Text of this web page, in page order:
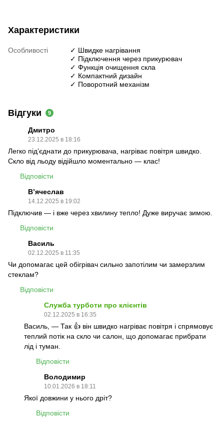
Характеристики
Особливості
✓ Швидке нагрівання
✓ Підключення через прикурювач
✓ Функція очищення скла
✓ Компактний дизайн
✓ Поворотний механізм
Відгуки 9
Дмитро
23.12.2025 в 18:16
Легко під’єднати до прикурювача, нагріває повітря швидко.
Скло від льоду відійшло моментально — клас!
Відповісти
В’ячеслав
14.12.2025 в 19:02
Підключив — і вже через хвилину тепло! Дуже виручає зимою.
Відповісти
Василь
02.12.2025 в 11:35
Чи допомагає цей обігрівач сильно запотілим чи замерзлим
стеклам?
Відповісти
Служба турботи про клієнтів
02.12.2025 в 16:35
Василь, — Так 👍 він швидко нагріває повітря і спрямовує
теплий потік на скло чи салон, що допомагає прибрати
лід і туман.
Відповісти
Володимир
10.01.2026 в 18:11
Якої довжини у нього дріт?
Відповісти